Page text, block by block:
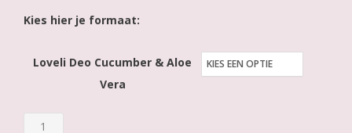
Kies hier je formaat:
Loveli Deo Cucumber & Aloe
Vera
Loveli